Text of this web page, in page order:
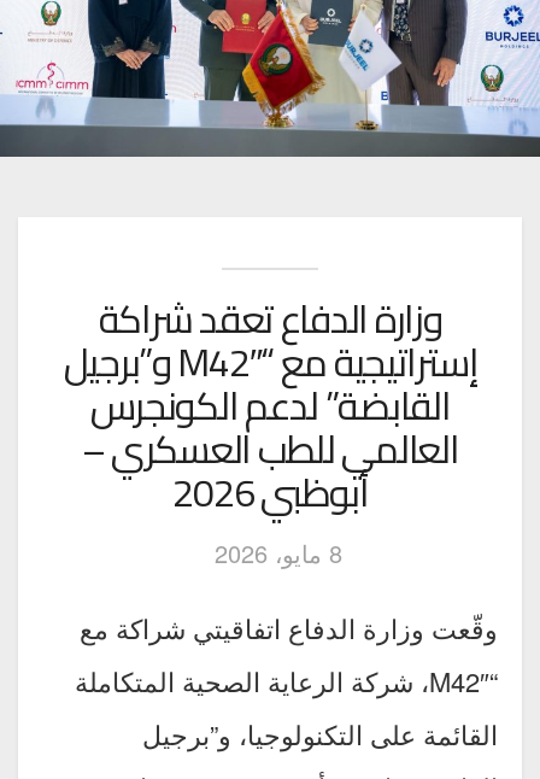
وزارة الدفاع تعقد شراكة
إستراتيجية مع “M42″ و”برجيل
القابضة” لدعم الكونجرس
العالمي للطب العسكري –
أبوظبي 2026
8 مايو، 2026
وقّعت وزارة الدفاع اتفاقيتي شراكة مع
“M42″، شركة الرعاية الصحية المتكاملة
القائمة على التكنولوجيا، و”برجيل